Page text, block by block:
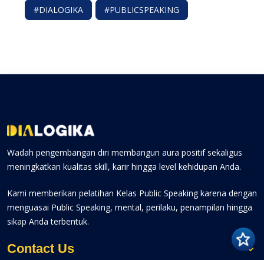
#DIALOGIKA #PUBLICSPEAKING
Wadah pengembangan diri membangun aura positif sekaligus
meningkatkan kualitas skill, karir hingga level kehidupan Anda.
Kami memberikan pelatihan Kelas Public Speaking karena dengan
menguasai Public Speaking, mental, perilaku, penampilan hingga
sikap Anda terbentuk.
Contact Us